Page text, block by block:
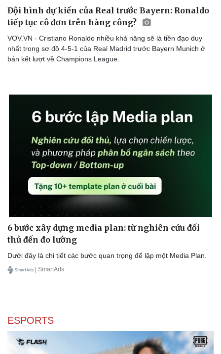
Dinh dưỡng - món ngon
Cây thuốc
Sản phụ khoa
Nam khoa
Làm đẹp - giảm cân
Nhà đẹp
Blog
Đội hình dự kiến của Real trước Bayern: Ronaldo
tiếp tục cô đơn trên hàng công?
VOV.VN - Cristiano Ronaldo nhiều khả năng sẽ là tiền đạo duy
nhất trong sơ đồ 4-5-1 của Real Madrid trước Bayern Munich ở
bán kết lượt về Champions League.
6 bước xây dựng media plan: từ nghiên cứu đối
thủ đến đo lường
Dưới đây là chi tiết các bước quan trọng để lập một Media Plan.
| SmartAds
ESPORTS